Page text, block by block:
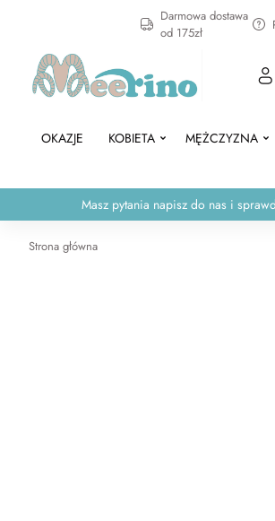
Darmowa dostawa
od 175zł
OKAZJE KOBIETA MĘŻCZYZNA
Masz pytania napisz do nas i
Strona główna